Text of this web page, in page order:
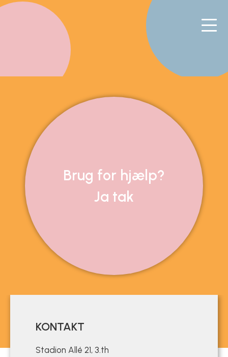
Brug for hjælp?
Ja tak
KONTAKT
Stadion Allé 21, 3.th